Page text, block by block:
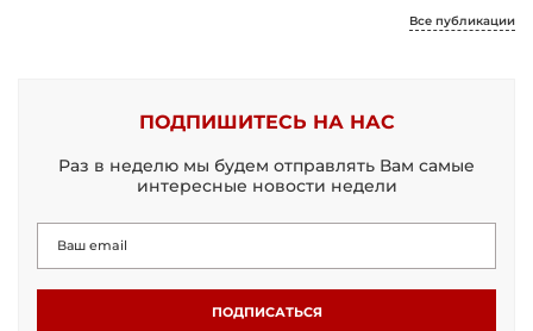
Все публикации
ПОДПИШИТЕСЬ НА НАС
Раз в неделю мы будем отправлять Вам самые
интересные новости недели
ПОДПИСАТЬСЯ